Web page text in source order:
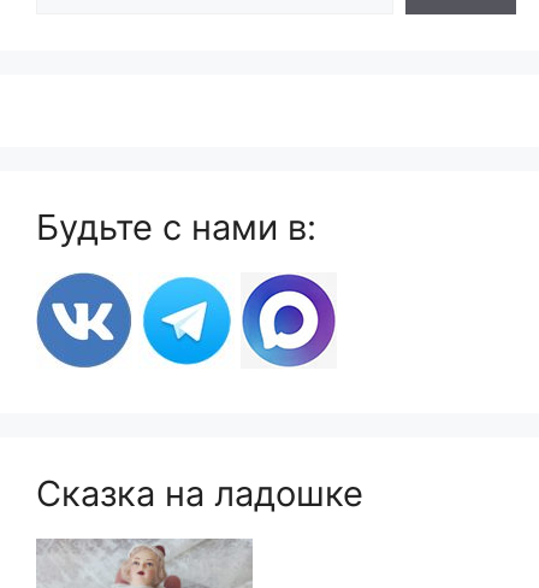
Будьте с нами в:
Сказка на ладошке